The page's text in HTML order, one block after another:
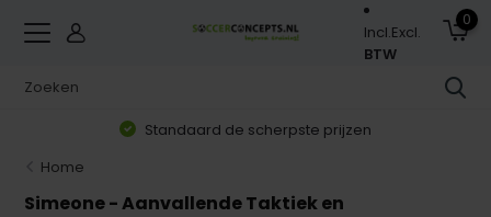
Incl.Excl.
BTW
0
Standaard de scherpste prijzen
Home
Simeone - Aanvallende Taktiek en